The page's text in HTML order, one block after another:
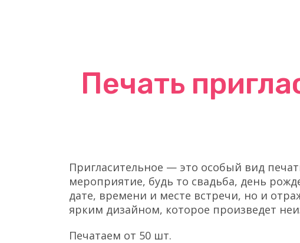
Печать
Пригласительное — это особый вид
мероприятие, будь то свадьба, день
дате, времени и месте встречи, но и
ярким дизайном, которое произведет
Печатаем от 50 шт.